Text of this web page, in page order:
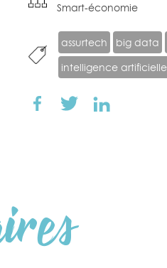
Smart-économie
assurtech big data
intelligence artificielle